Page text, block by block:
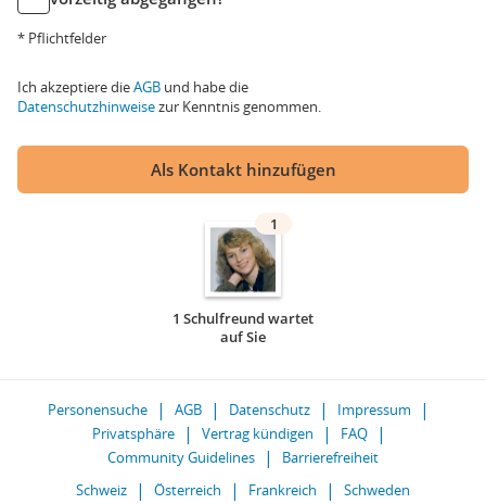
* Pflichtfelder
Ich akzeptiere dieAGB und habe die
Datenschutzhinweisezur Kenntnis genommen.
Als Kontakt hinzufügen
1
1 Schulfreund wartet
auf Sie
Personensuche AGB Datenschutz
Impressum
Privatsphäre
Vertrag kündigen
FAQ
Community Guidelines
Barrierefreiheit
Schweiz
Österreich Frankreich Schweden